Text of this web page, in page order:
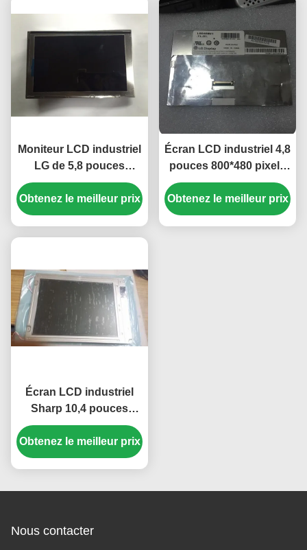
Moniteur LCD industriel
LG de 5,8 pouces
470cd/m2 avec
connecteur 40 broches
pour navigateur GPS de
Obtenez le meilleur prix
Écran LCD industriel 4,8
pouces 800*480 pixels
avec rétroéclairage
WLED, panneau TFT-
LCD pour UMPC
Obtenez le meilleur prix
Écran LCD industriel
Sharp 10,4 pouces
haute luminosité
350cd/m2 avec une
résolution de 640*480
Obtenez le meilleur prix
Nous contacter